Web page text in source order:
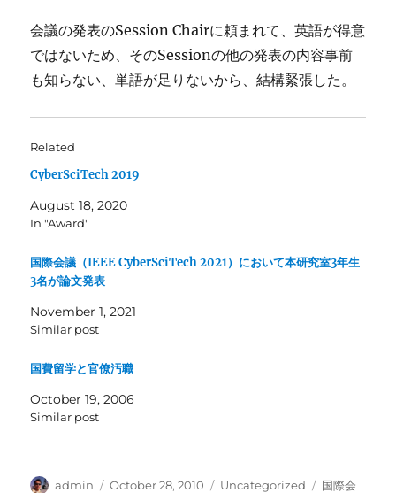
会議の発表のSession Chairに頼まれて、英語が得意
ではないため、そのSessionの他の発表の内容事前
も知らない、単語が足りないから、結構緊張した。
Related
CyberSciTech 2019
August 18, 2020
In "Award"
国際会議（IEEE CyberSciTech 2021）において本研究室3年生
3名が論文発表
November 1, 2021
Similar post
国費留学と官僚汚職
October 19, 2006
Similar post
Author
admin
Posted
October 28, 2010 Categories
Uncategorized Tags
国際会